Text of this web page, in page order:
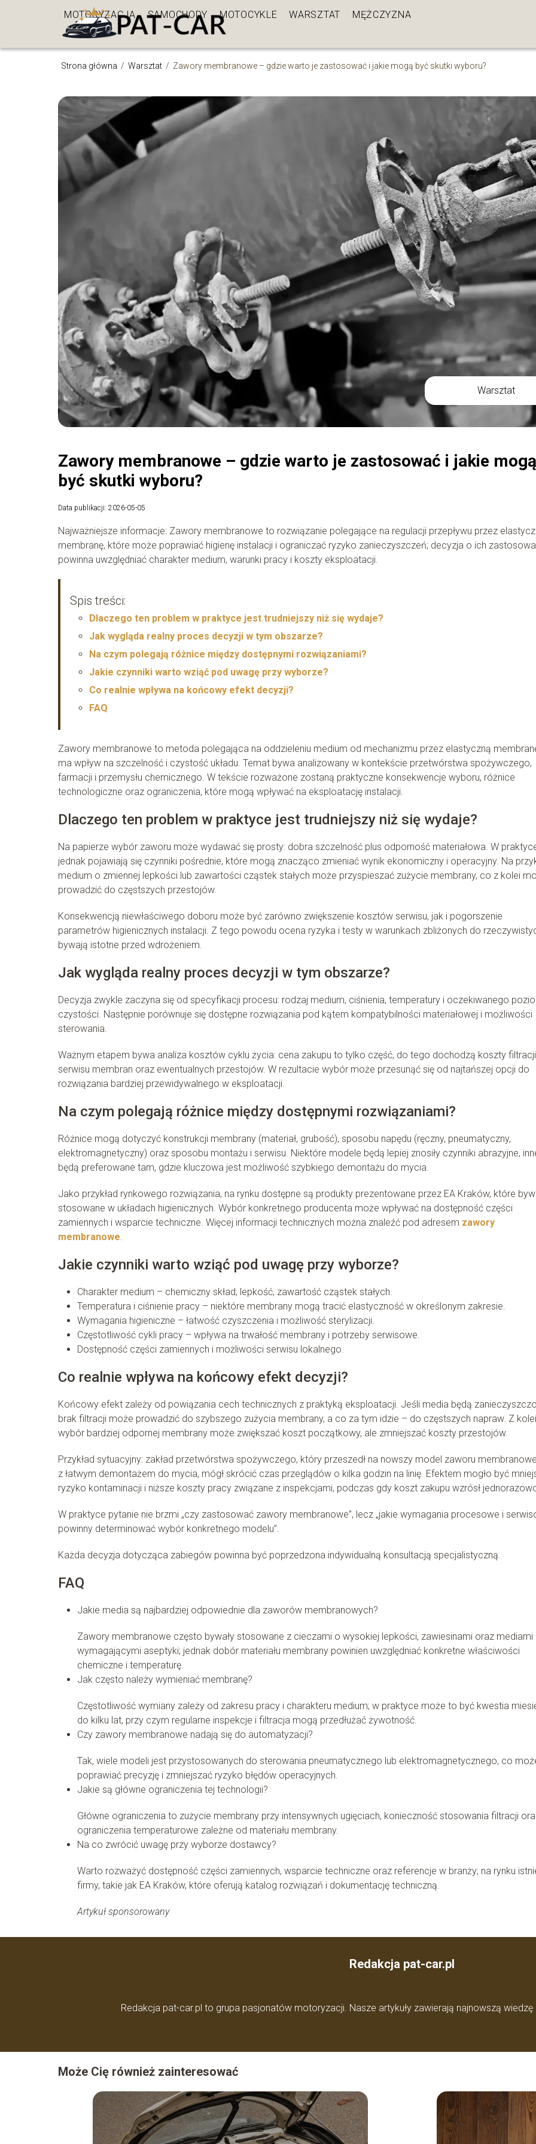
MOTORYZACJA SAMOCHODY MOTOCYKLE WARSZTAT MĘŻCZYZNA
Strona główna / Warsztat / Zawory membranowe – gdzie warto je zastosować i jakie mogą być skutki wyboru?
Warsztat
Zawory membranowe – gdzie warto je zastosować i jakie mogą
być skutki wyboru?
Data publikacji: 2026-05-05
Najważniejsze informacje: Zawory membranowe to rozwiązanie polegające na regulacji przepływu przez
membranę, które może poprawiać higienę instalacji i ograniczać ryzyko zanieczyszczeń; decyzja o ich
powinna uwzględniać charakter medium, warunki pracy i koszty eksploatacji.
Spis treści:
Dlaczego ten problem w praktyce jest trudniejszy niż się wydaje?
Jak wygląda realny proces decyzji w tym obszarze?
Na czym polegają różnice między dostępnymi rozwiązaniami?
Jakie czynniki warto wziąć pod uwagę przy wyborze?
Co realnie wpływa na końcowy efekt decyzji?
FAQ
Zawory membranowe to metoda polegająca na oddzieleniu medium od mechanizmu przez elastyczną
ma wpływ na szczelność i czystość układu. Temat bywa analizowany w kontekście przetwórstwa spożywczego,
farmacji i przemysłu chemicznego. W tekście rozważone zostaną praktyczne konsekwencje wyboru, różnice
technologiczne oraz ograniczenia, które mogą wpływać na eksploatację instalacji.
Dlaczego ten problem w praktyce jest trudniejszy niż się wydaje?
Na papierze wybór zaworu może wydawać się prosty: dobra szczelność plus odporność materiałowa. W
jednak pojawiają się czynniki pośrednie, które mogą znacząco zmieniać wynik ekonomiczny i operacyjny. Na
medium o zmiennej lepkości lub zawartości cząstek stałych może przyspieszać zużycie membrany, co z kolei
prowadzić do częstszych przestojów.
Konsekwencją niewłaściwego doboru może być zarówno zwiększenie kosztów serwisu, jak i pogorszenie
parametrów higienicznych instalacji. Z tego powodu ocena ryzyka i testy w warunkach zbliżonych do
bywają istotne przed wdrożeniem.
Jak wygląda realny proces decyzji w tym obszarze?
Decyzja zwykle zaczyna się od specyfikacji procesu: rodzaj medium, ciśnienia, temperatury i oczekiwanego
czystości. Następnie porównuje się dostępne rozwiązania pod kątem kompatybilności materiałowej i możliwości
sterowania.
Ważnym etapem bywa analiza kosztów cyklu życia: cena zakupu to tylko część, do tego dochodzą koszty
serwisu membran oraz ewentualnych przestojów. W rezultacie wybór może przesunąć się od najtańszej opcji do
rozwiązania bardziej przewidywalnego w eksploatacji.
Na czym polegają różnice między dostępnymi rozwiązaniami?
Różnice mogą dotyczyć konstrukcji membrany (materiał, grubość), sposobu napędu (ręczny, pneumatyczny,
elektromagnetyczny) oraz sposobu montażu i serwisu. Niektóre modele będą lepiej znosiły czynniki abrazyjne,
będą preferowane tam, gdzie kluczowa jest możliwość szybkiego demontażu do mycia.
Jako przykład rynkowego rozwiązania, na rynku dostępne są produkty prezentowane przez EA Kraków, które
stosowane w układach higienicznych. Wybór konkretnego producenta może wpływać na dostępność części
zamiennych i wsparcie techniczne. Więcej informacji technicznych można znaleźć pod adresem zawory
membranowe.
Jakie czynniki warto wziąć pod uwagę przy wyborze?
Charakter medium – chemiczny skład, lepkość, zawartość cząstek stałych.
Temperatura i ciśnienie pracy – niektóre membrany mogą tracić elastyczność w określonym zakresie.
Wymagania higieniczne – łatwość czyszczenia i możliwość sterylizacji.
Częstotliwość cykli pracy – wpływa na trwałość membrany i potrzeby serwisowe.
Dostępność części zamiennych i możliwości serwisu lokalnego.
Co realnie wpływa na końcowy efekt decyzji?
Końcowy efekt zależy od powiązania cech technicznych z praktyką eksploatacji. Jeśli media będą
brak filtracji może prowadzić do szybszego zużycia membrany, a co za tym idzie – do częstszych napraw. Z kolei
wybór bardziej odpornej membrany może zwiększać koszt początkowy, ale zmniejszać koszty przestojów.
Przykład sytuacyjny: zakład przetwórstwa spożywczego, który przeszedł na nowszy model zaworu
z łatwym demontażem do mycia, mógł skrócić czas przeglądów o kilka godzin na linię. Efektem mogło być
ryzyko kontaminacji i niższe koszty pracy związane z inspekcjami, podczas gdy koszt zakupu wzrósł
W praktyce pytanie nie brzmi „czy zastosować zawory membranowe”, lecz „jakie wymagania procesowe i
powinny determinować wybór konkretnego modelu”.
Każda decyzja dotycząca zabiegów powinna być poprzedzona indywidualną konsultacją specjalistyczną.
FAQ
Jakie media są najbardziej odpowiednie dla zaworów membranowych?
Zawory membranowe często bywały stosowane z cieczami o wysokiej lepkości, zawiesinami oraz mediami
wymagającymi aseptyki; jednak dobór materiału membrany powinien uwzględniać konkretne właściwości
chemiczne i temperaturę.
Jak często należy wymieniać membranę?
Częstotliwość wymiany zależy od zakresu pracy i charakteru medium; w praktyce może to być kwestia
do kilku lat, przy czym regularne inspekcje i filtracja mogą przedłużać żywotność.
Czy zawory membranowe nadają się do automatyzacji?
Tak, wiele modeli jest przystosowanych do sterowania pneumatycznego lub elektromagnetycznego, co
poprawiać precyzję i zmniejszać ryzyko błędów operacyjnych.
Jakie są główne ograniczenia tej technologii?
Główne ograniczenia to zużycie membrany przy intensywnych ugięciach, konieczność stosowania filtracji
ograniczenia temperaturowe zależne od materiału membrany.
Na co zwrócić uwagę przy wyborze dostawcy?
Warto rozważyć dostępność części zamiennych, wsparcie techniczne oraz referencje w branży; na rynku
firmy, takie jak EA Kraków, które oferują katalog rozwiązań i dokumentację techniczną.
Artykuł sponsorowany
Redakcja pat-car.pl
Redakcja pat-car.pl to grupa pasjonatów motoryzacji. Nasze artykuły zawierają najnowszą
Może Cię również zainteresować